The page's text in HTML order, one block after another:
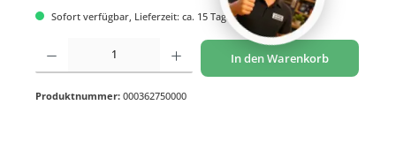
Sofort verfügbar, Lieferzeit: ca. 15 Tage
Produkt Anzahl: Gib den gewünschten Wert ein oder benutze die Schaltflächen um
In den Warenkorb
Produktnummer: 000362750000